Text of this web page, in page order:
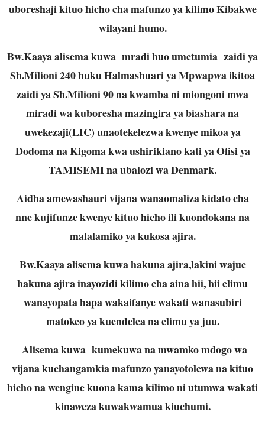
uboreshaji kituo hicho cha mafunzo ya kilimo Kibakwe
wilayani humo.
Bw.Kaaya alisema kuwa mradi huo umetumia zaidi ya
Sh.Milioni 240 huku Halmashuari ya Mpwapwa ikitoa
zaidi ya Sh.Milioni 90 na kwamba ni miongoni mwa
miradi wa kuboresha mazingira ya biashara na
uwekezaji(LIC) unaotekelezwa kwenye mikoa ya
Dodoma na Kigoma kwa ushirikiano kati ya Ofisi ya
TAMISEMI na ubalozi wa Denmark.
Aidha amewashauri vijana wanaomaliza kidato cha
nne kujifunze kwenye kituo hicho ili kuondokana na
malalamiko ya kukosa ajira.
Bw.Kaaya alisema kuwa hakuna ajira,lakini wajue
hakuna ajira inayozidi kilimo cha aina hii, hii elimu
wanayopata hapa wakaifanye wakati wanasubiri
matokeo ya kuendelea na elimu ya juu.
Alisema kuwa kumekuwa na mwamko mdogo wa
vijana kuchangamkia mafunzo yanayotolewa na kituo
hicho na wengine kuona kama kilimo ni utumwa wakati
kinaweza kuwakwamua kiuchumi.